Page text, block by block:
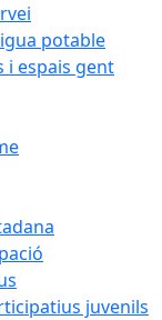
potable
i espais gent
juvenils